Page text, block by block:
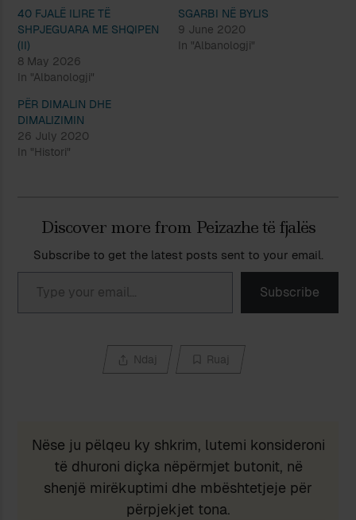
40 FJALË ILIRE TË
SHPJEGUARA ME SHQIPEN
(II)
8 May 2026
In "Albanologji"
SGARBI NË BYLIS
9 June 2020
In "Albanologji"
PËR DIMALIN DHE
DIMALIZIMIN
26 July 2020
In "Histori"
Discover more from Peizazhe të fjalës
Subscribe to get the latest posts sent to your email.
Type your email…
Subscribe
Ndaj Ruaj
Nëse ju pëlqeu ky shkrim, lutemi konsideroni
të dhuroni diçka nëpërmjet butonit, në
shenjë mirëkuptimi dhe mbështetjeje për
përpjekjet tona.